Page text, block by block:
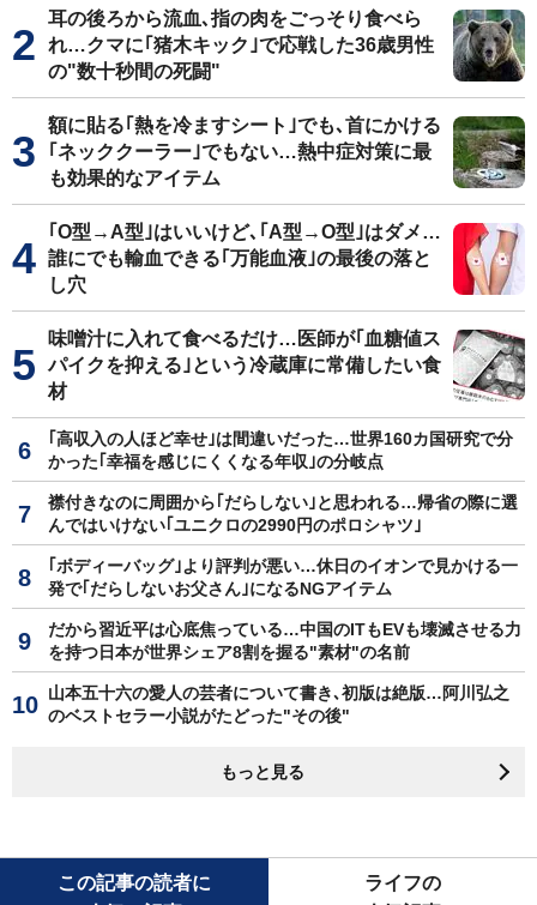
耳の後ろから流血､指の肉をごっそり食べら
れ…クマに｢猪木キック｣で応戦した36歳男性
の"数十秒間の死闘"
額に貼る｢熱を冷ますシート｣でも､首にかける
｢ネッククーラー｣でもない…熱中症対策に最
も効果的なアイテム
｢O型→A型｣はいいけど､｢A型→O型｣はダメ…
誰にでも輸血できる｢万能血液｣の最後の落と
し穴
味噌汁に入れて食べるだけ…医師が｢血糖値ス
パイクを抑える｣という冷蔵庫に常備したい食
材
｢高収入の人ほど幸せ｣は間違いだった…世界160カ国研究で分
かった｢幸福を感じにくくなる年収｣の分岐点
襟付きなのに周囲から｢だらしない｣と思われる…帰省の際に選
んではいけない｢ユニクロの2990円のポロシャツ｣
｢ボディーバッグ｣より評判が悪い…休日のイオンで見かける一
発で｢だらしないお父さん｣になるNGアイテム
だから習近平は心底焦っている…中国のITもEVも壊滅させる力
を持つ日本が世界シェア8割を握る"素材"の名前
山本五十六の愛人の芸者について書き､初版は絶版…阿川弘之
のベストセラー小説がたどった"その後"
もっと見る
この記事の読者に
ライフの